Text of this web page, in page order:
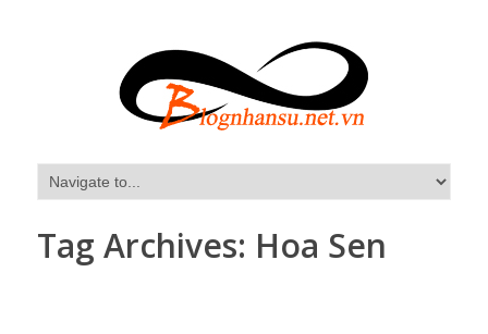
Tag Archives: Hoa Sen